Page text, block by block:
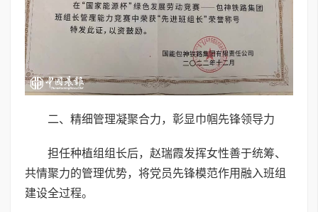
二、精细管理凝聚合力，彰显巾帼先锋领导力
担任种植组组长后，赵瑞霞发挥女性善于统筹、
共情聚力的管理优势，将党员先锋模范作用融入班组
建设全过程。